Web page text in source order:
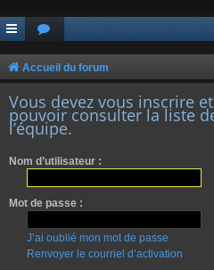
Accueil du forum
Vous devez vous inscrire
pouvoir consulter la liste
l’équipe.
Nom d’utilisateur :
Mot de passe :
J’ai oublié mon mot de passe
Renvoyer le courriel d’activation